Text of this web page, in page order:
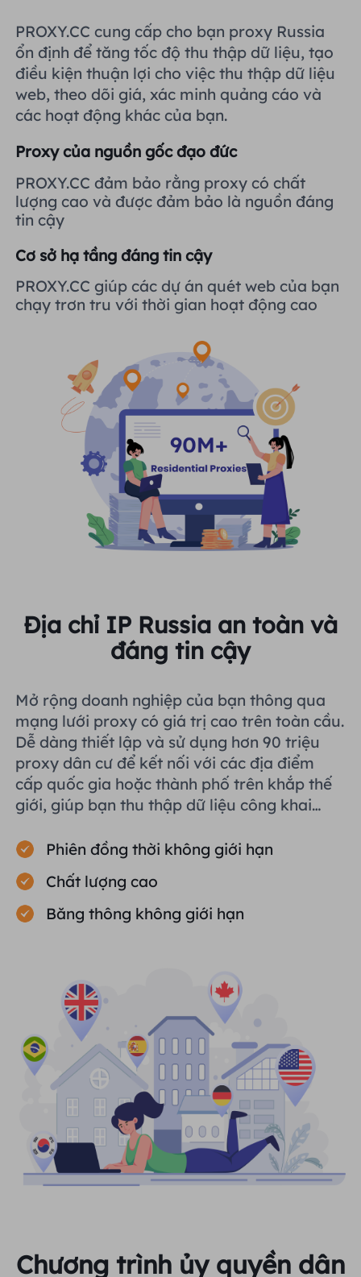
Vương quốc Anh
Brazil
Nga
Tích hợp thêm
Tích hợp thêm
Русский
हिंदी
PROXY.CC cung cấp cho bạn proxy Russia
ổn định để tăng tốc độ thu thập dữ liệu, tạo
điều kiện thuận lợi cho việc thu thập dữ liệu
web, theo dõi giá, xác minh quảng cáo và
các hoạt động khác của bạn.
Proxy của nguồn gốc đạo đức
PROXY.CC đảm bảo rằng proxy có chất
lượng cao và được đảm bảo là nguồn đáng
tin cậy
Cơ sở hạ tầng đáng tin cậy
PROXY.CC giúp các dự án quét web của bạn
chạy trơn tru với thời gian hoạt động cao
Địa chỉ IP Russia an toàn và
đáng tin cậy
Mở rộng doanh nghiệp của bạn thông qua
mạng lưới proxy có giá trị cao trên toàn cầu.
Dễ dàng thiết lập và sử dụng hơn 90 triệu
proxy dân cư để kết nối với các địa điểm
cấp quốc gia hoặc thành phố trên khắp thế
giới, giúp bạn thu thập dữ liệu công khai
Phiên đồng thời không giới hạn
Chất lượng cao
Băng thông không giới hạn
Chương trình ủy quyền dân